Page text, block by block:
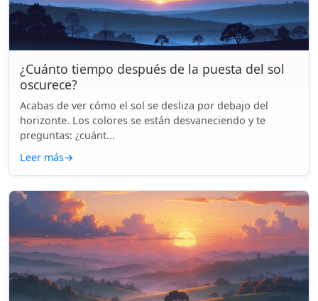
¿Cuánto tiempo después de la puesta del sol
oscurece?
Acabas de ver cómo el sol se desliza por debajo del
horizonte. Los colores se están desvaneciendo y te
preguntas: ¿cuánt...
Leer más→